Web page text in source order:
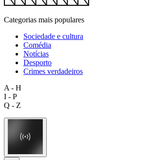
Categorias mais populares
Sociedade e cultura
Comédia
Notícias
Desporto
Crimes verdadeiros
A - H
I - P
Q - Z